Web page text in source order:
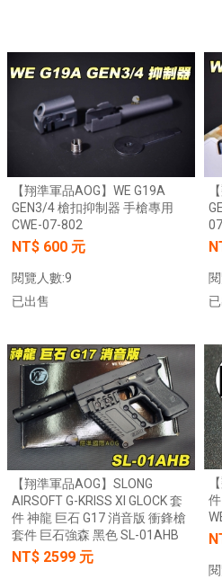
【翔準軍品AOG】WE G19A
GEN3/4 槍扣抑制器 手槍專用
CWE-07-802
NT$ 600 元
閱覽人數:9
已出售
加入購物車
【翔準軍品AOG】SLONG
AIRSOFT G-KRISS XI GLOCK 套
件 神龍 巨石 G17 消音版 衝鋒槍
套件 巨石強森 黑色 SL-01AHB
NT$ 2599 元